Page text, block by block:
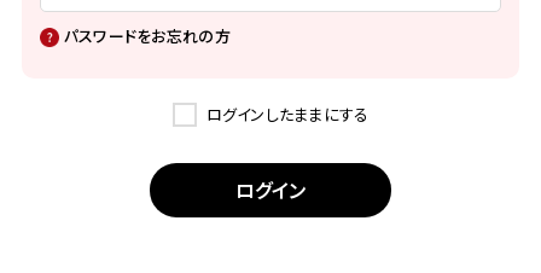
パスワードをお忘れの方
ログインしたままにする